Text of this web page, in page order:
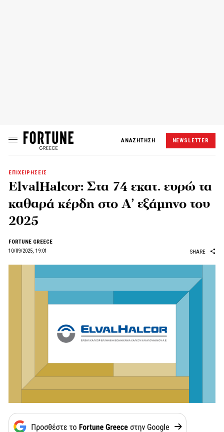
ΑΝΑΖΗΤΗΣΗ NEWSLETTER
ΕΠΙΧΕΙΡΗΣΕΙΣ
ElvalHalcor: Στα 74 εκατ. ευρώ τα
καθαρά κέρδη στο Α’ εξάμηνο του
2025
FORTUNE GREECE
10/09/2025, 19:01
SHARE